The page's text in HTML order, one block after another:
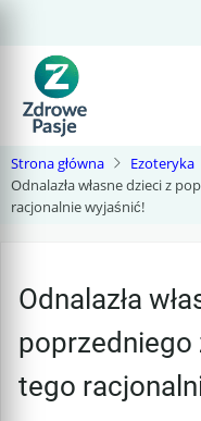
treści
Strona główna Ezoteryka
Odnalazła własne dzieci z
racjonalnie wyjaśnić!
Odnalazła
poprzedniego
tego